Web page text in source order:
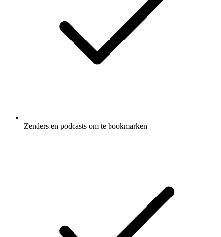
Zenders en podcasts om te bookmarken